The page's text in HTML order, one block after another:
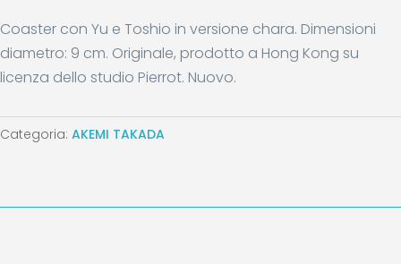
Coaster con Yu e Toshio in versione chara. Dimensioni
diametro: 9 cm. Originale, prodotto a Hong Kong su
licenza dello studio Pierrot. Nuovo.
Categoria: AKEMI TAKADA